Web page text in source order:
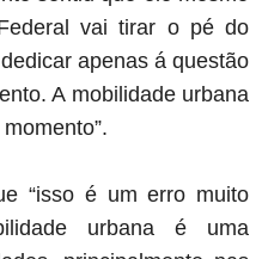
vai tirar o pé do
apenas á questão
A mobilidade urbana
“isso é um erro muito
urbana é uma